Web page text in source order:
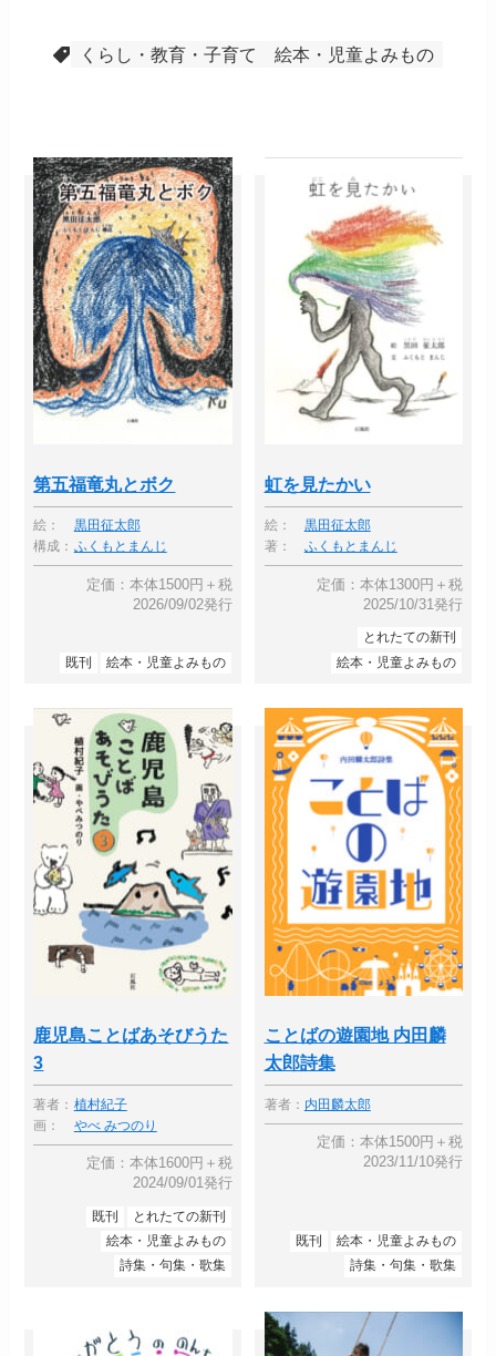
くらし・教育・子育て 絵本・児童よみもの
第五福竜丸とボク
絵：
黒田征太郎
構成： ふくもとまんじ
定価：本体1500円＋税
2026/09/02発行
既刊 絵本・児童よみもの
虹を見たかい
絵：
黒田征太郎
著：
ふくもとまんじ
定価：本体1300円＋税
2025/10/31発行
とれたての新刊
絵本・児童よみもの
鹿児島ことばあそびうた
3
著者： 植村紀子
画：
やべ みつのり
定価：本体1600円＋税
2024/09/01発行
既刊
とれたての新刊
絵本・児童よみもの
詩集・句集・歌集
ことばの遊園地 内田麟
太郎詩集
著者： 内田麟太郎
定価：本体1500円＋税
2023/11/10発行
既刊
絵本・児童よみもの
詩集・句集・歌集